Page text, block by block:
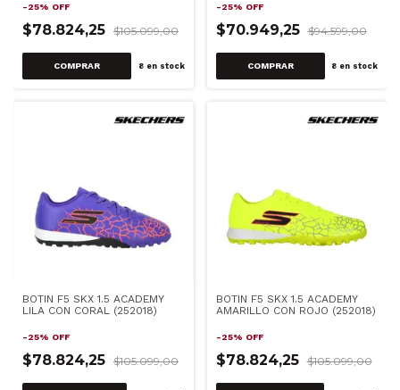
-25% OFF
$78.824,25 $105.099,00
COMPRAR 8en stock
-25% OFF
$70.949,25 $94.599,00
COMPRAR 8 en stock
BOTIN F5 SKX 1.5 ACADEMY
LILA CON CORAL (252018)
-25% OFF
$78.824,25 $105.099,00
BOTIN F5 SKX 1.5 ACADEMY
AMARILLO CON ROJO (252018)
-25% OFF
$78.824,25 $105.099,00